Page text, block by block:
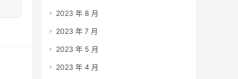
2023 年 8 月
2023 年 7 月
2023 年 5 月
2023 年 4 月